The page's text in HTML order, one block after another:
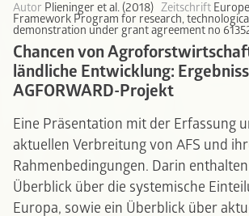
Autor Plieninger et al. (2018) Zeitschrift
Framework Program for research,
demonstration under grant agreement no
Chancen von
ländliche Entwicklung:
AGFORWARD-Projekt
Eine Präsentation mit der Erfassung
aktuellen Verbreitung von AFS und
Rahmenbedingungen. Darin
Überblick über die systemische
Europa, sowie ein Überblick über